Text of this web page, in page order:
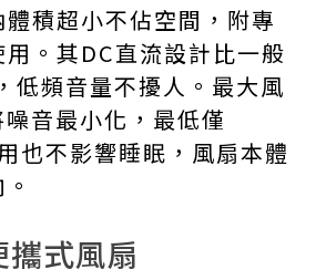
積超小不佔空間，附專
。其DC直流設計比一般
低頻音量不擾人。最大風
音最小化，最低僅
也不影響睡眠，風扇本體
式風扇